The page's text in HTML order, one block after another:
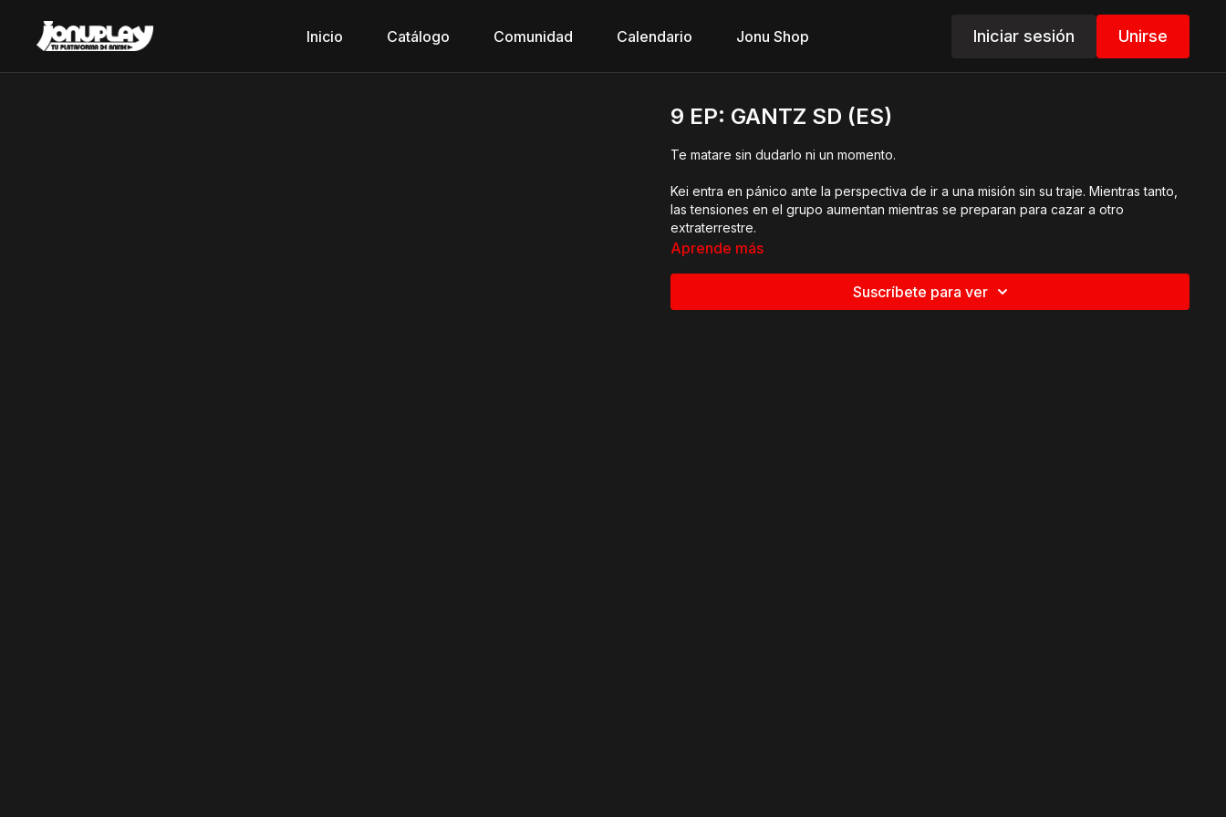
Inicio Catálogo Comunidad Calendario Jonu Shop Iniciar sesión Unirse
9 EP: GANTZ SD (ES)
Te matare sin dudarlo ni un momento.
Kei entra en pánico ante la perspectiva de ir a una misión sin su traje. Mientras tanto,
las tensiones en el grupo aumentan mientras se preparan para cazar a otro
extraterrestre.
Aprende más
Suscríbete para ver